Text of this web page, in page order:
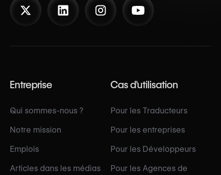
Entreprise
Qui sommes-nous ?
Notre mission
Emplois
Articles dans les médias
Cas d'utilisation
Pour les Traducteurs
Pour les entreprises
Pour les Développeurs
Pour les Agences de